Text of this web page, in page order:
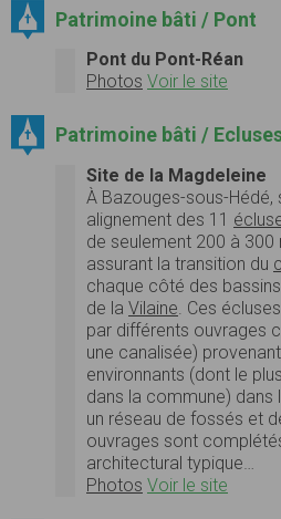
Patrimoine bâti / Pont
Pont du Pont-Réan
Photos Voir le site
Patrimoine bâti /
Site de la Magdeleine
À Bazouges-sous-Hédé,
alignement des 11
de seulement 200 à 300
assurant la transition du
chaque côté des
de la Vilaine . Ces
par différents ouvrages
une canalisée)
environnants (dont le
dans la commune)
un réseau de fossés et
ouvrages sont
architectural typique…
Photos Voir le site